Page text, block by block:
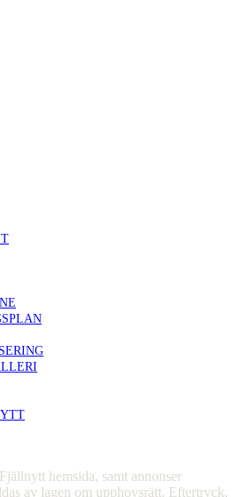
hemsida, samt annonser
av lagen om upphovsrätt. Eftertryck,